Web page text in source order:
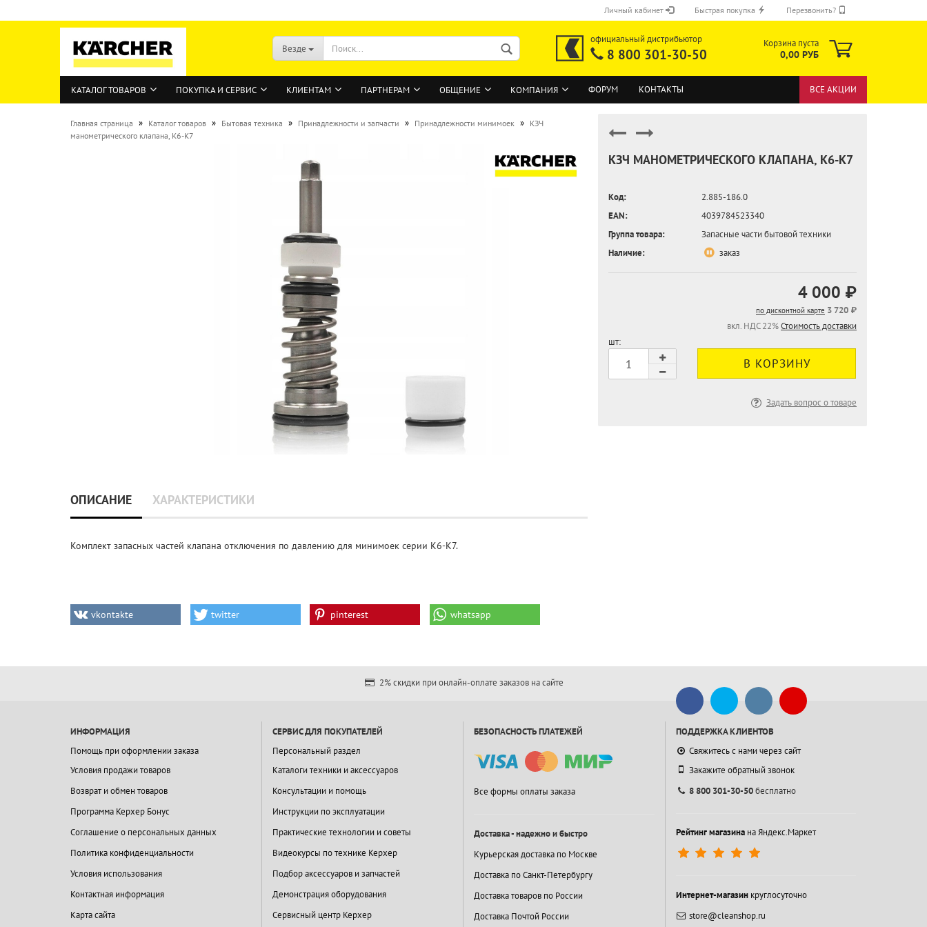
Личный кабинет
ВОЙТИ
Быстрая покупка Перезвонить?
Везде
официальный дистрибьютор
8 800 301-30-50
Корзина пуста
0,00 РУБ
КАТАЛОГ ТОВАРОВ ПОКУПКА И СЕРВИС КЛИЕНТАМ ПАРТНЕРАМ ОБЩЕНИЕ КОМПАНИЯ ФОРУМ КОНТАКТЫ ВСЕ АКЦИИ
Главная страница » Каталог товаров » Бытовая техника » Принадлежности и запчасти » Принадлежности минимоек » КЗЧ
манометрического клапана, K6-K7
КЗЧ МАНОМЕТРИЧЕСКОГО КЛАПАНА, K6-K7
Код:
2.885-186.0
EAN:
4039784523340
Группа товара:
Запасные части бытовой техники
Наличие:
заказ
4 000 ₽
по дисконтной карте 3 720 ₽
вкл. НДС 22%Стоимость доставки
шт:
Задать вопрос о товаре
ОПИСАНИЕ ХАРАКТЕРИСТИКИ
Комплект запасных частей клапана отключения по давлению для минимоек серии K6-K7.
vkontakte twitter pinterest whatsapp
2% скидки при онлайн-оплате заказов на сайте
ИНФОРМАЦИЯ
Помощь при оформлении заказа
Условия продажи товаров
Возврат и обмен товаров
Программа Керхер Бонус
Соглашение о персональных данных
Политика конфиденциальности
Условия использования
Контактная информация
Карта сайта
СЕРВИС ДЛЯ ПОКУПАТЕЛЕЙ
Персональный раздел
Каталоги техники и аксессуаров
Консультации и помощь
Инструкции по эксплуатации
Практические технологии и советы
Видеокурсы по технике Керхер
Подбор аксессуаров и запчастей
Демонстрация оборудования
Сервисный центр Керхер
БЕЗОПАСНОСТЬ ПЛАТЕЖЕЙ
Все формы оплаты заказа
Доставка - надежно и быстро
Курьерская доставка по Москве
Доставка по Санкт-Петербургу
Доставка товаров по России
Доставка Почтой России
ПОДДЕРЖКА КЛИЕНТОВ
Свяжитесь с нами через сайт
Закажите обратный звонок
8 800 301-30-50бесплатно
Рейтинг магазинана Яндекс.Маркет
Интернет-магазинкруглосуточно
store@cleanshop.ru